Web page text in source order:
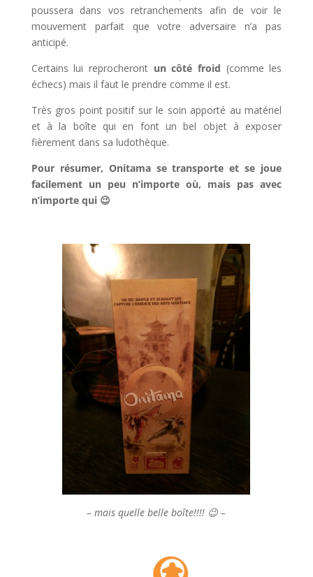
poussera dans vos retranchements afin de voir le
mouvement parfait que votre adversaire n’a pas
anticipé.
Certains lui reprocheront un côté froid (comme les
échecs) mais il faut le prendre comme il est.
Très gros point positif sur le soin apporté au matériel
et à la boîte qui en font un bel objet à exposer
fièrement dans sa ludothèque.
Pour résumer, Onitama se transporte et se joue
facilement un peu n’importe où, mais pas avec
n’importe qui 😉
– mais quelle belle boîte!!!! 😉 –